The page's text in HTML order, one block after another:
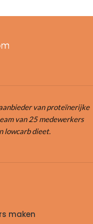
van proteïnerijke
van 25 medewerkers
lowcarb dieet.
maken